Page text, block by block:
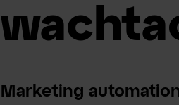
Marketing